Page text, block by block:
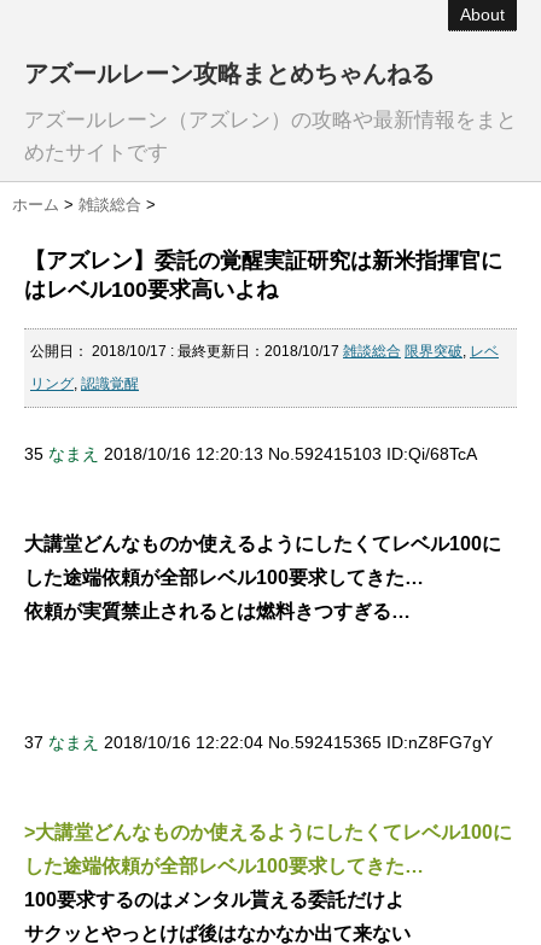
About
アズールレーン攻略まとめちゃんねる
アズールレーン（アズレン）の攻略や最新情報をまと
めたサイトです
ホーム > 雑談総合 >
【アズレン】委託の覚醒実証研究は新米指揮官に
はレベル100要求高いよね
公開日： 2018/10/17 : 最終更新日：2018/10/17 雑談総合 限界突破, レベ
リング, 認識覚醒
35 なまえ 2018/10/16 12:20:13 No.592415103 ID:Qi/68TcA
大講堂どんなものか使えるようにしたくてレベル100に
した途端依頼が全部レベル100要求してきた…
依頼が実質禁止されるとは燃料きつすぎる…
37 なまえ 2018/10/16 12:22:04 No.592415365 ID:nZ8FG7gY
>大講堂どんなものか使えるようにしたくてレベル100に
した途端依頼が全部レベル100要求してきた…
100要求するのはメンタル貰える委託だけよ
サクッとやっとけば後はなかなか出て来ない